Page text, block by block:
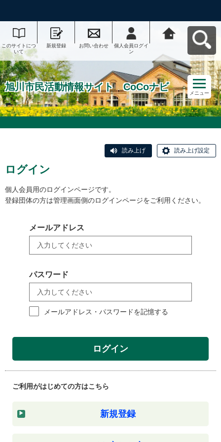
このサイトにつ
いて
新規登録 お問い合わせ
個人会員ログイ
ン
ナビへ戻る
旭川市民活動情報サイト CoCoナビ
メニュー
読み上げ 読み上げ設定
ログイン
個人会員用のログインページです。
登録団体の方は管理画面側のログインページをご利用ください。
メールアドレス
パスワード
メールアドレス・パスワードを記憶する
ログイン
ご利用がはじめての方はこちら
新規登録